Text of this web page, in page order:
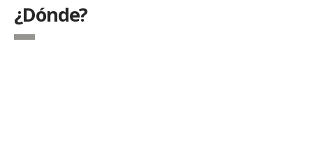
¿Dónde?